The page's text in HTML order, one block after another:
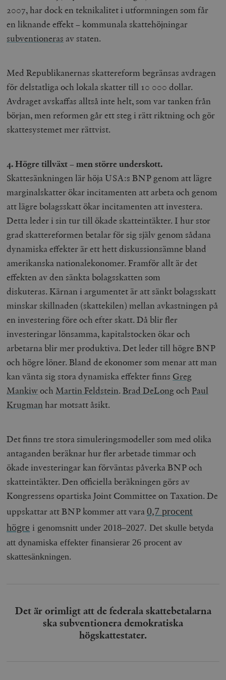
2007, har dock en teknikalitet i utformningen som får
en liknande effekt – kommunala skattehöjningar
subventioneras av staten.
Med Republikanernas skattereform begränsas avdragen
för delstatliga och lokala skatter till 10 000 dollar.
Avdraget avskaffas alltså inte helt, som var tanken från
början, men reformen går ett steg i rätt riktning och gör
skattesystemet mer rättvist.
4. Högre tillväxt – men större underskott.
Skattesänkningen lär höja USA:s BNP genom att lägre
marginalskatter ökar incitamenten att arbeta och genom
att lägre bolagsskatt ökar incitamenten att investera.
Detta leder i sin tur till ökade skatteintäkter. I hur stor
grad skattereformen betalar för sig själv genom sådana
dynamiska effekter är ett hett diskussionsämne bland
amerikanska nationalekonomer. Framför allt är det
effekten av den sänkta bolagsskatten som
diskuteras. Kärnan i argumentet är att sänkt bolagsskatt
minskar skillnaden (skattekilen) mellan avkastningen på
en investering före och efter skatt. Då blir fler
investeringar lönsamma, kapitalstocken ökar och
arbetarna blir mer produktiva. Det leder till högre BNP
och högre löner. Bland de ekonomer som menar att man
kan vänta sig stora dynamiska effekter finns Greg
MankiwochMartin Feldstein.Brad DeLongochPaul
Krugmanhar motsatt åsikt.
Det finns tre stora simuleringsmodeller som med olika
antaganden beräknar hur fler arbetade timmar och
ökade investeringar kan förväntas påverka BNP och
skatteintäkter. Den officiella beräkningen görs av
Kongressens opartiska Joint Committee on Taxation. De
uppskattar att BNP kommer att vara0,7 procent
högre i genomsnitt under 2018–2027. Det skulle betyda
att dynamiska effekter finansierar 26 procent av
skattesänkningen.
Det är orimligt att de federala skattebetalarna
ska subventionera demokratiska
högskattestater.